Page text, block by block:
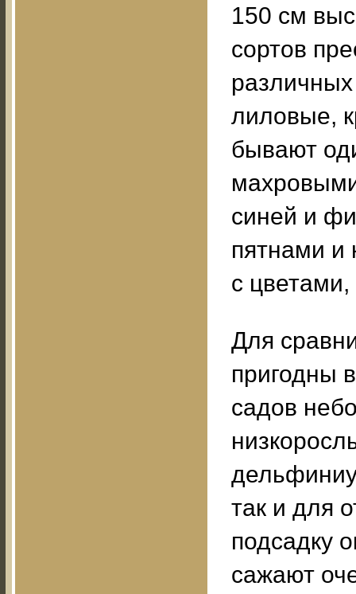
150 см
сортов
лиловые,
бывают
синей и
пятнами и
с
Для
пригодны
садов
так и для
подсадку
сажают